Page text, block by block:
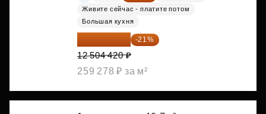
Живите сейчас - платите потом
Большая кухня
-21%
12 504 420 ₽
259 278 ₽ за м²